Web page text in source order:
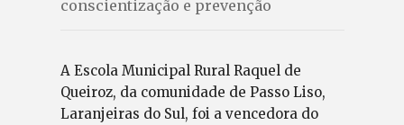
conscientização e prevenção
A Escola Municipal Rural Raquel de
Queiroz, da comunidade de Passo Liso,
Laranjeiras do Sul, foi a vencedora do